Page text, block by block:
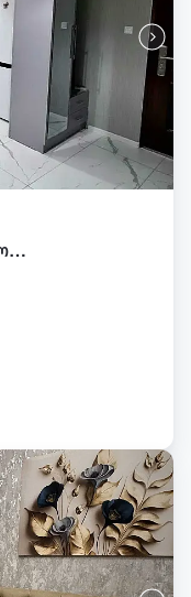
ქირავდება დღიურად და საათობრივად.568828045